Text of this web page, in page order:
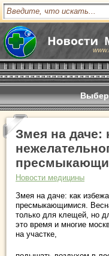
Змея на даче:
Новости медицины
Змея на даче: как
пресмыкающимися.
только для клещей, но
это время и многие
на участке,